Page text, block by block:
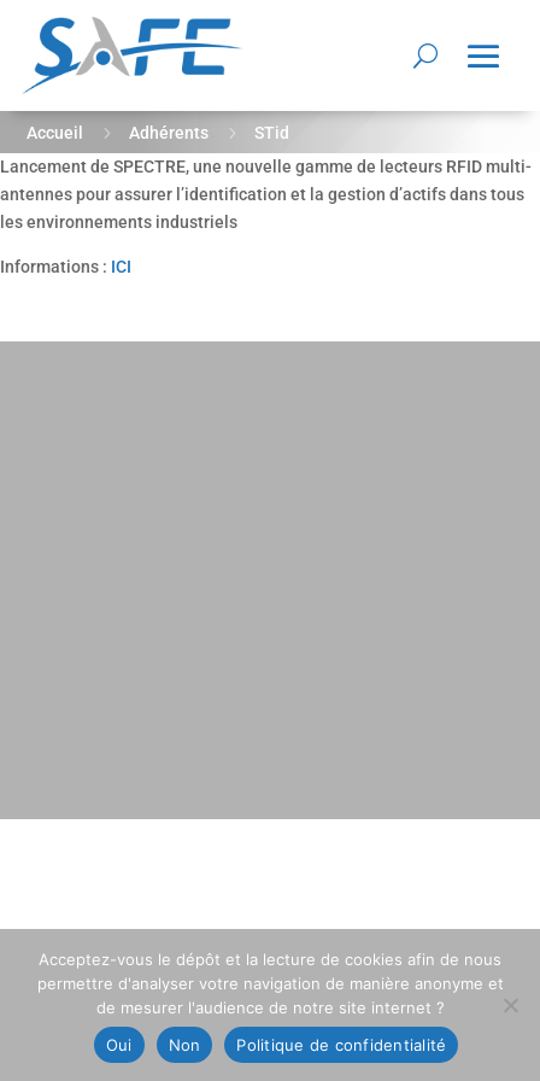
Accueil 5 Adhérents 5
STid
Lancement de SPECTRE, une nouvelle gamme de lecteurs RFID multi-
antennes pour assurer l’identification et la gestion d’actifs dans tous
les environnements industriels
Informations : ICI
Acceptez-vous le dépôt et la lecture de cookies afin de nous
permettre d'analyser votre navigation de manière anonyme et
de mesurer l'audience de notre site internet ?
Oui
Non Politique de confidentialité